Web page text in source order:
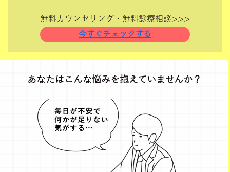
無料カウンセリング・無料診療相談>>>
今すぐチェックする
あなたはこんな悩みを抱えていませんか？